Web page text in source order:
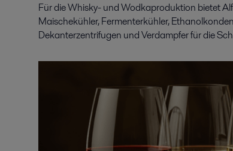
Für die Whisky- und Wodkaproduktion bietet
Maischekühler, Fermenterkühler,
Dekanterzentrifugen und Verdampfer für die